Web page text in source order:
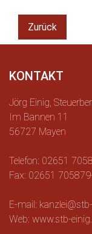
Zurück
KONTAKT
Jörg Einig,
Im Bannen 11
56727 Mayen
Telefon: 02651
Fax: 02651
E-mail:
Web: www.stb-